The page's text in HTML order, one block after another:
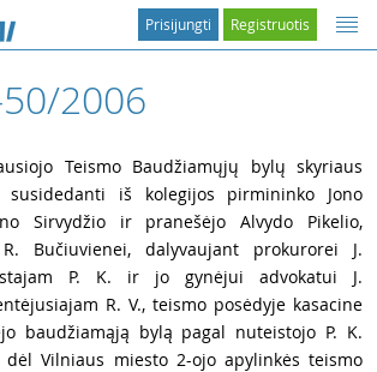
Registruotis
Prisijungti
50/2006
Teismo Baudžiamųjų bylų skyriaus
susidedanti iš kolegijos pirmininko Jono
Sirvydžio ir pranešėjo Alvydo Pikelio,
Bučiuvienei, dalyvaujant prokurorei J.
P. K. ir jo gynėjui advokatui J.
R. V., teismo posėdyje kasacine
baudžiamąją bylą pagal nuteistojo P. K.
dėl Vilniaus miesto 2-ojo apylinkės teismo